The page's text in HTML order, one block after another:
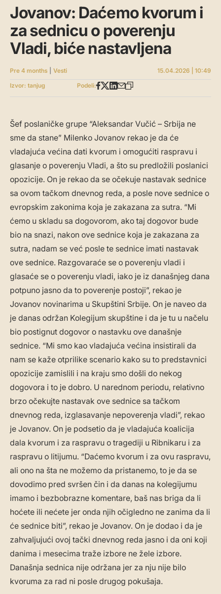
Jovanov: Daćemo kvorum i
za sednicu o poverenju
Vladi, biće nastavljena
Pre 4 months Vesti
15.04.2026 | 10:49
Izvor: tanjug
Podeli:
Šef poslaničke grupe “Aleksandar Vučić – Srbija ne
sme da stane” Milenko Jovanov rekao je da će
vladajuća većina dati kvorum i omogućiti raspravu i
glasanje o poverenju Vladi, a što su predložili poslanici
opozicije. On je rekao da se očekuje nastavak sednice
sa ovom tačkom dnevnog reda, a posle nove sednice o
evropskim zakonima koja je zakazana za sutra. “Mi
ćemo u skladu sa dogovorom, ako taj dogovor bude
bio na snazi, nakon ove sednice koja je zakazana za
sutra, nadam se već posle te sednice imati nastavak
ove sednice. Razgovaraće se o poverenju vladi i
glasaće se o poverenju vladi, iako je iz današnjeg dana
potpuno jasno da to poverenje postoji”, rekao je
Jovanov novinarima u Skupštini Srbije. On je naveo da
je danas održan Kolegijum skupštine i da je tu u načelu
bio postignut dogovor o nastavku ove današnje
sednice. “Mi smo kao vladajuća većina insistirali da
nam se kaže otprilike scenario kako su to predstavnici
opozicije zamislili i na kraju smo došli do nekog
dogovora i to je dobro. U narednom periodu, relativno
brzo očekujte nastavak ove sednice sa tačkom
dnevnog reda, izglasavanje nepoverenja vladi”, rekao
je Jovanov. On je podsetio da je vladajuća koalicija
dala kvorum i za raspravu o tragediji u Ribnikaru i za
raspravu o litijumu. “Daćemo kvorum i za ovu raspravu,
ali ono na šta ne možemo da pristanemo, to je da se
dovodimo pred svršen čin i da danas na kolegijumu
imamo i bezbobrazne komentare, baš nas briga da li
hoćete ili nećete jer onda njih očigledno ne zanima da li
će sednice biti”, rekao je Jovanov. On je dodao i da je
zahvaljujući ovoj tački dnevnog reda jasno i da oni koji
danima i mesecima traže izbore ne žele izbore.
Današnja sednica nije održana jer za nju nije bilo
kvoruma za rad ni posle drugog pokušaja.